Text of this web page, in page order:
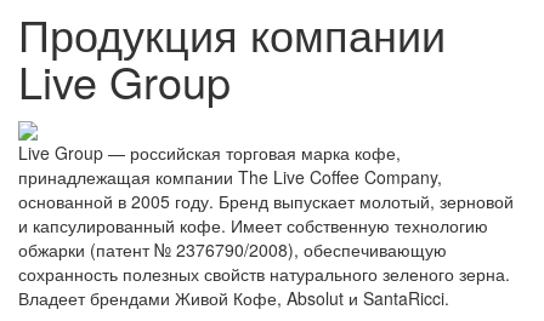
Продукция компании
Live Group
Live Group — российская торговая марка кофе,
принадлежащая компании The Live Coffee Company,
основанной в 2005 году. Бренд выпускает молотый, зерновой
и капсулированный кофе. Имеет собственную технологию
обжарки (патент № 2376790/2008), обеспечивающую
сохранность полезных свойств натурального зеленого зерна.
Владеет брендами Живой Кофе, Absolut и SantaRicci.